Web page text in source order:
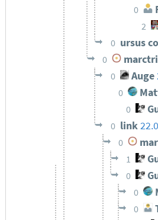
0
2
0 ursus
0
0 Auge
0
0
0 link
0
1
0
0
0